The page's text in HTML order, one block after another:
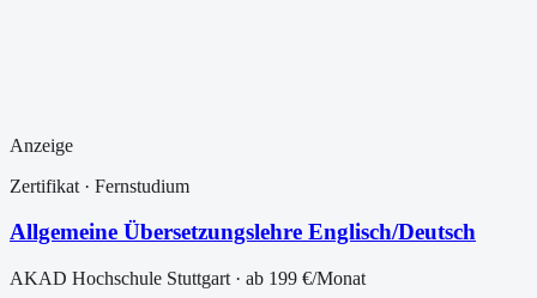
Anzeige
Zertifikat · Fernstudium
Allgemeine Übersetzungslehre Englisch/Deutsch
AKAD Hochschule Stuttgart · ab 199 €/Monat